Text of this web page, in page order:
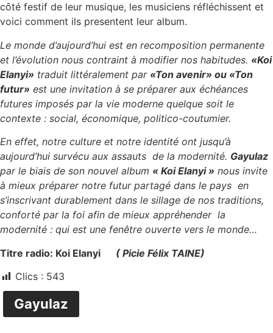
côté festif de leur musique, les musiciens réfléchissent et
voici comment ils presentent leur album.
Le monde d’aujourd’hui est en recomposition permanente
et l’évolution nous contraint à modifier nos habitudes. «Koi
Elanyi» traduit littéralement par «Ton avenir» ou «Ton
futur» est une invitation à se préparer aux échéances
futures imposés par la vie moderne quelque soit le
contexte : social, économique, politico-coutumier.
En effet, notre culture et notre identité ont jusqu’à
aujourd’hui survécu aux assauts de la modernité. Gayulaz
par le biais de son nouvel album « Koi Elanyi » nous invite
à mieux préparer notre futur partagé dans le pays en
s’inscrivant durablement dans le sillage de nos traditions,
conforté par la foi afin de mieux appréhender la
modernité : qui est une fenêtre ouverte vers le monde…
Titre radio: Koi Elanyi ( Picie Félix TAINE)
Clics : 543
Gayulaz